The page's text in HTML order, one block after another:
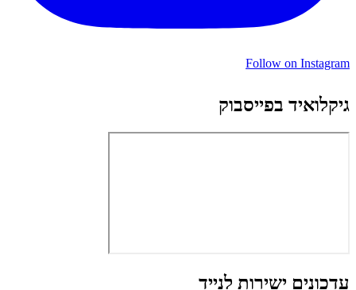
Follow on Instagram
גיקלואיד בפייסבוק
עדכונים ישירות לנייד